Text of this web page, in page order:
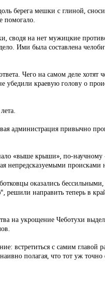
берега мешки с глиной,
помогало.
сводя на нет мужицкие
Ими была составлена
Чего на самом деле
краевую голову о
администрация привычно
«выше крыши», по-
непредсказуемыми происками
оказались
направить теперь в
на укрощение Чеботухи
встретиться с самим
полагая, что тот уж